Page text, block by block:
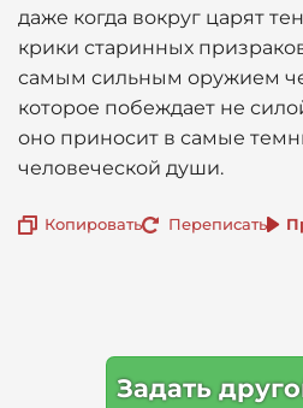
даже когда вокруг царят
крики старинных
самым сильным оружием
которое побеждает не
оно приносит в самые
человеческой души.
Копировать Переписать
Задать